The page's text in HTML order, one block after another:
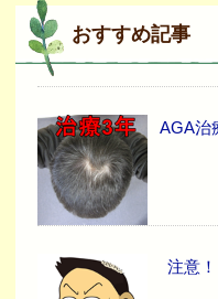
おすすめ記事
AGA治
注意